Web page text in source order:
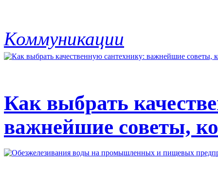
Коммуникации
Как выбрать
важнейшие советы,